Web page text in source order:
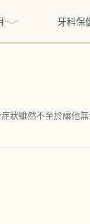
牙科保
狀雖然不至於讓他